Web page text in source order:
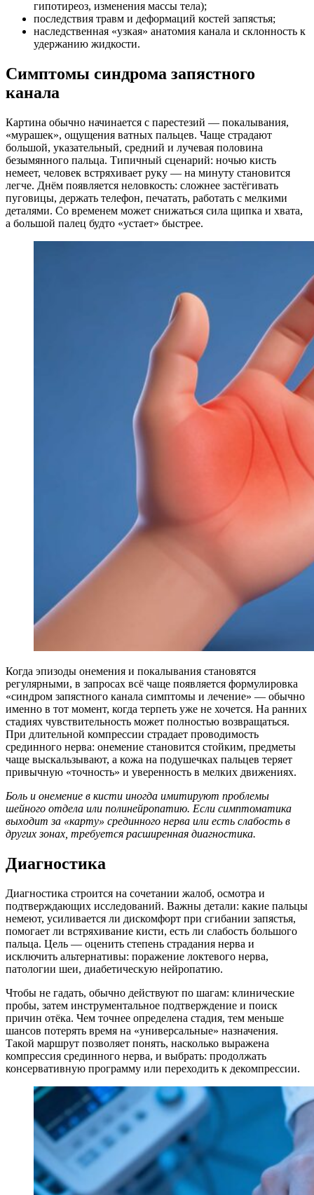
гипотиреоз, изменения массы тела);
последствия травм и деформаций костей запястья;
наследственная «узкая» анатомия канала и склонность к
удержанию жидкости.
Симптомы синдрома запястного
канала
Картина обычно начинается с парестезий — покалывания,
«мурашек», ощущения ватных пальцев. Чаще страдают
большой, указательный, средний и лучевая половина
безымянного пальца. Типичный сценарий: ночью кисть
немеет, человек встряхивает руку — на минуту становится
легче. Днём появляется неловкость: сложнее застёгивать
пуговицы, держать телефон, печатать, работать с мелкими
деталями. Со временем может снижаться сила щипка и хвата,
а большой палец будто «устает» быстрее.
Когда эпизоды онемения и покалывания становятся
регулярными, в запросах всё чаще появляется формулировка
«синдром запястного канала симптомы и лечение» — обычно
именно в тот момент, когда терпеть уже не хочется. На ранних
стадиях чувствительность может полностью возвращаться.
При длительной компрессии страдает проводимость
срединного нерва: онемение становится стойким, предметы
чаще выскальзывают, а кожа на подушечках пальцев теряет
привычную «точность» и уверенность в мелких движениях.
Боль и онемение в кисти иногда имитируют проблемы
шейного отдела или полинейропатию. Если симптоматика
выходит за «карту» срединного нерва или есть слабость в
других зонах, требуется расширенная диагностика.
Диагностика
Диагностика строится на сочетании жалоб, осмотра и
подтверждающих исследований. Важны детали: какие пальцы
немеют, усиливается ли дискомфорт при сгибании запястья,
помогает ли встряхивание кисти, есть ли слабость большого
пальца. Цель — оценить степень страдания нерва и
исключить альтернативы: поражение локтевого нерва,
патологии шеи, диабетическую нейропатию.
Чтобы не гадать, обычно действуют по шагам: клинические
пробы, затем инструментальное подтверждение и поиск
причин отёка. Чем точнее определена стадия, тем меньше
шансов потерять время на «универсальные» назначения.
Такой маршрут позволяет понять, насколько выражена
компрессия срединного нерва, и выбрать: продолжать
консервативную программу или переходить к декомпрессии.